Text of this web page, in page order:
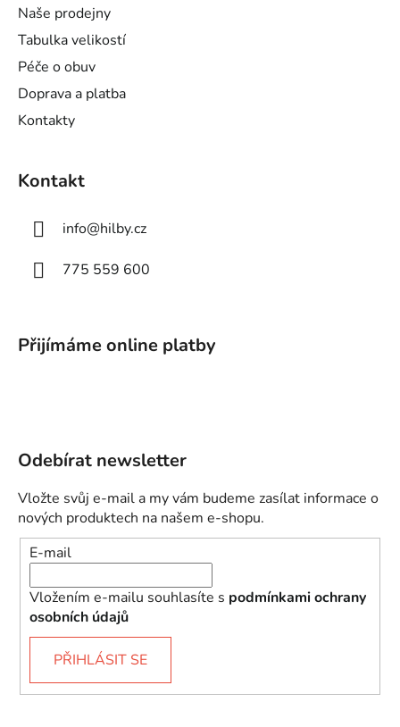
Naše prodejny
Tabulka velikostí
Péče o obuv
Doprava a platba
Kontakty
Kontakt
info@hilby.cz
775 559 600
Přijímáme online platby
Odebírat newsletter
Vložte svůj e-mail a my vám budeme zasílat informace o
nových produktech na našem e-shopu.
E-mail
Vložením e-mailu souhlasíte s podmínkami ochrany
osobních údajů
PŘIHLÁSIT SE